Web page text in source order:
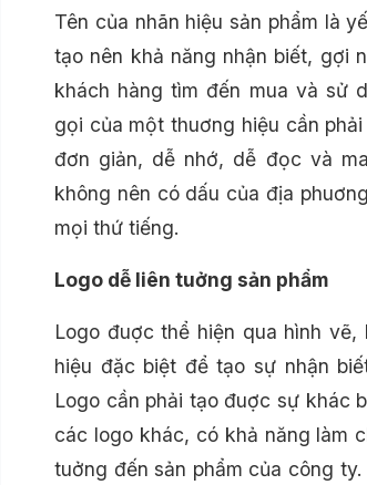
Tên của nhãn hiệu sản phẩm là
tạo nên khả năng nhận biết, gợi
khách hàng tìm đến mua và sử
gọi của một thuơng hiệu cần
đơn giản, dễ nhớ, dễ đọc và
không nên có dấu của địa
mọi thứ tiếng.
Logo dễ liên tuởng sản phẩm
Logo đuợc thể hiện qua hình
hiệu đặc biệt để tạo sự nhận
Logo cần phải tạo đuợc sự khác
các logo khác, có khả năng làm
tuởng đến sản phẩm của công